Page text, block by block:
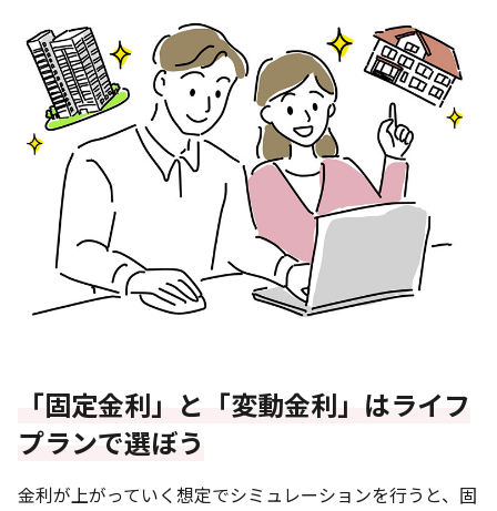
「固定金利」と「変動金利」はライフ
プランで選ぼう
金利が上がっていく想定でシミュレーションを行うと、固